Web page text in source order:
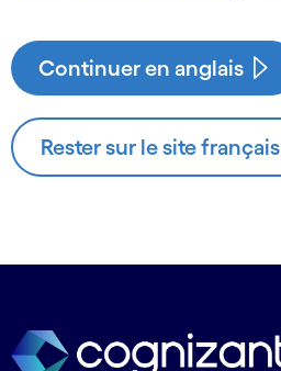
Continuer en anglais
Rester sur le site français